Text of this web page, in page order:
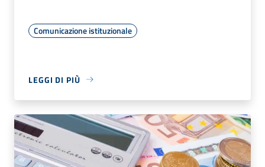
Comunicazione istituzionale
LEGGI DI PIÙ